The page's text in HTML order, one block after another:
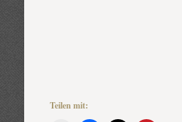
Teilen mit: